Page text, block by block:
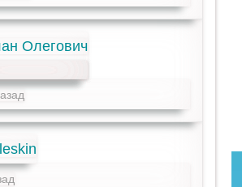
Олегович